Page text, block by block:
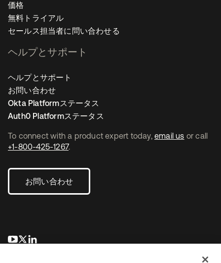
To connect with a product expert today, email us or call
+1-800-425-1267.
お問い合わせ
新しいタブで開く
新しいタブで開く
価格
無料トライアル
セールス担当者に問い合わせる
ヘルプとサポート
ヘルプとサポート
お問い合わせ
Okta Platformステータス
Auth0 Platformステータス